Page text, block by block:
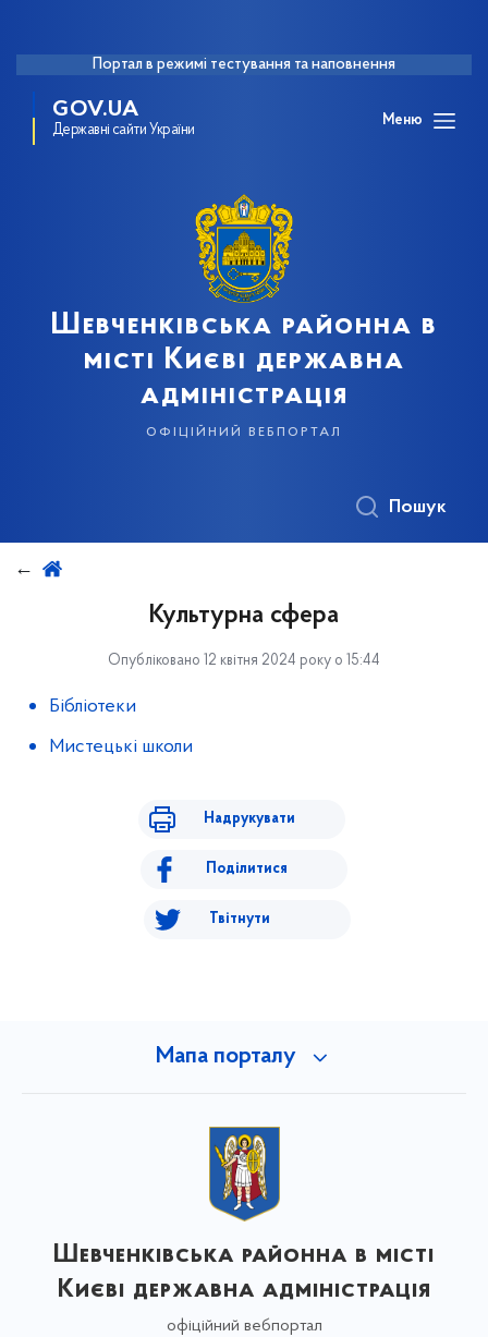
Портал в режимі тестування та наповнення
GOV.UA
Державні сайти України
Меню
Шевченківська районна в
місті Києві державна
адміністрація
офіційний вебпортал
Пошук
Культурна сфера
Опубліковано 12 квітня 2024 року о 15:44
Бібліотеки
Мистецькі школи
Надрукувати
Поділитися
Твітнути
Мапа порталу
Шевченківська районна в місті
Києві державна адміністрація
офіційний вебпортал